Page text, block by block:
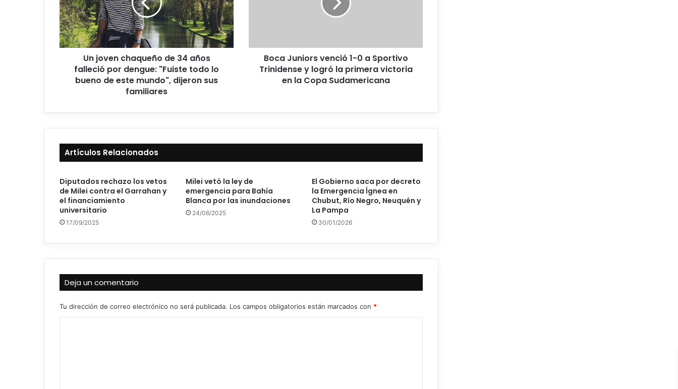
Un joven chaqueño de 34 años
falleció por dengue: "Fuiste todo lo
bueno de este mundo", dijeron sus
familiares
Boca Juniors venció 1-0 a Sportivo
Trinidense y logró la primera victoria
en la Copa Sudamericana
Artículos Relacionados
Diputados rechazo los vetos
de Milei contra el Garrahan y
el financiamiento
universitario
17/09/2025
Milei vetó la ley de
emergencia para Bahía
Blanca por las inundaciones
24/06/2025
El Gobierno saca por decreto
la Emergencia Ígnea en
Chubut, Río Negro, Neuquén y
La Pampa
30/01/2026
Deja un comentario
Tu dirección de correo electrónico no será publicada. Los campos obligatorios están marcados con *